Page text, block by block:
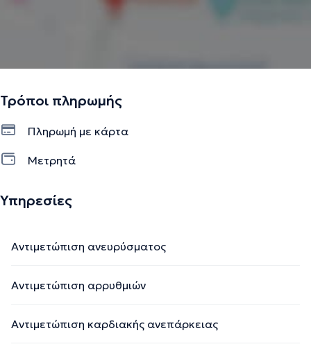
Τρόποι πληρωμής
Πληρωμή με κάρτα
Μετρητά
Υπηρεσίες
Αντιμετώπιση ανευρύσματος
Αντιμετώπιση αρρυθμιών
Αντιμετώπιση καρδιακής ανεπάρκειας